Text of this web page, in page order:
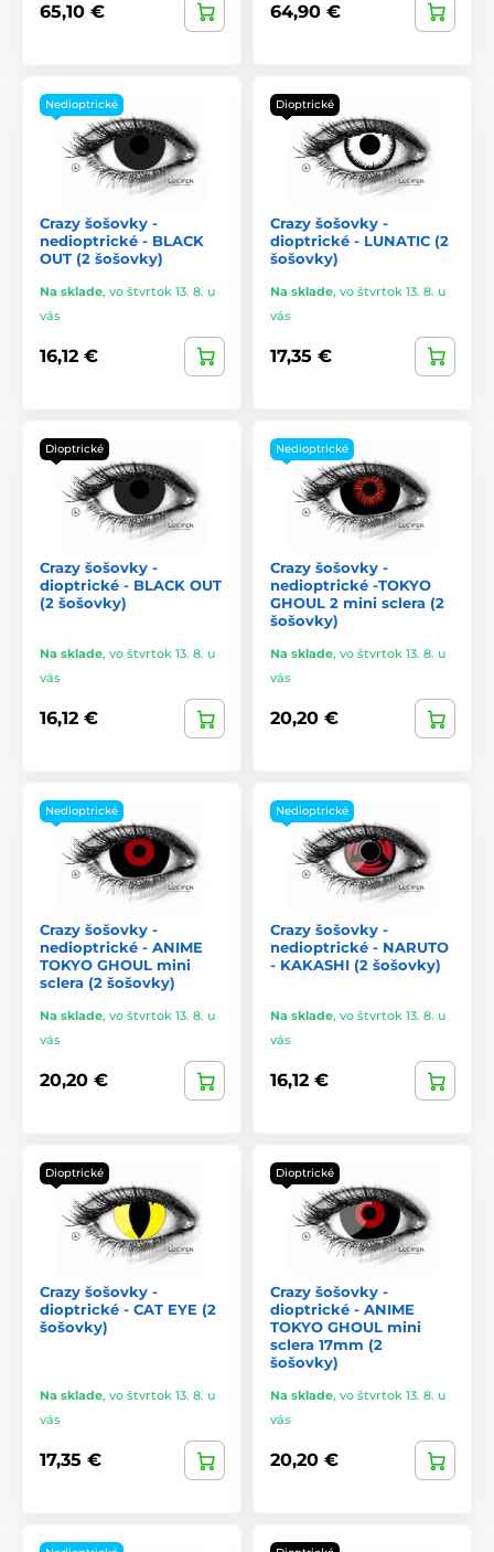
65,10 € 64,90 €
Nedioptrické
Crazy šošovky -
nedioptrické - BLACK
OUT (2 šošovky)
Na sklade, vo štvrtok 13. 8. u
vás
16,12 €
Dioptrické
Crazy šošovky -
dioptrické - LUNATIC (2
šošovky)
Na sklade, vo štvrtok 13. 8. u
vás
17,35 €
Dioptrické
Crazy šošovky -
dioptrické - BLACK OUT
(2 šošovky)
Na sklade, vo štvrtok 13. 8. u
vás
16,12 €
Nedioptrické
Crazy šošovky -
nedioptrické -TOKYO
GHOUL 2 mini sclera (2
šošovky)
Na sklade, vo štvrtok 13. 8. u
vás
20,20 €
Nedioptrické
Crazy šošovky -
nedioptrické - ANIME
TOKYO GHOUL mini
sclera (2 šošovky)
Na sklade, vo štvrtok 13. 8. u
vás
20,20 €
Nedioptrické
Crazy šošovky -
nedioptrické - NARUTO
- KAKASHI (2 šošovky)
Na sklade, vo štvrtok 13. 8. u
vás
16,12 €
Dioptrické
Crazy šošovky -
dioptrické - CAT EYE (2
šošovky)
Na sklade, vo štvrtok 13. 8. u
vás
17,35 €
Dioptrické
Crazy šošovky -
dioptrické - ANIME
TOKYO GHOUL mini
sclera 17mm (2
šošovky)
Na sklade, vo štvrtok 13. 8. u
vás
20,20 €